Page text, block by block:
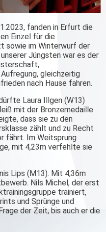
fanden in Erfurt die
Einzel für die
sowie im Winterwurf der
Jüngsten war es der
gleichzeitig
nach Hause fahren.
Laura Illgen (W13)
mit der Bronzemedaille
dass sie zu den
zählt und zu Recht
fährt. Im Weitsprung
mit 4,23m verfehlte sie
Lips (M13). Mit 4,36m
Nils Michel, der erst
trainiert,
und Sprünge und
der Zeit, bis auch er die